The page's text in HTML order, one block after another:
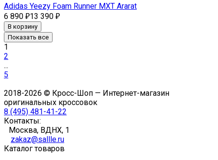
Adidas Yeezy Foam Runner MXT Ararat
6 890 ₽13 390 ₽
В корзину
Показать все
1
2
...
5
2018-2026 © Кросс-Шоп — Интернет-магазин
оригинальных кроссовок
8 (495) 481-41-22
Контакты:
Москва, ВДНХ, 1
zakaz@sallle.ru
Каталог товаров